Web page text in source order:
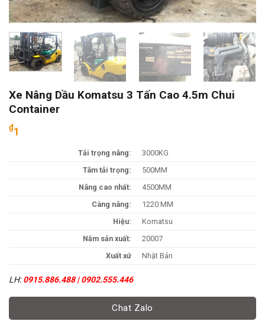
Xe Nâng Dầu Komatsu 3 Tấn Cao 4.5m Chui
Container
₫1
Tải trọng nâng:
3000KG
Tâm tải trọng:
500MM
Nâng cao nhất:
4500MM
Càng nâng:
1220 MM
Hiệu:
Komatsu
Năm sản xuất:
20007
Xuất xứ
Nhật Bản
LH:0915.886.488 | 0902.555.446
Chat Zalo